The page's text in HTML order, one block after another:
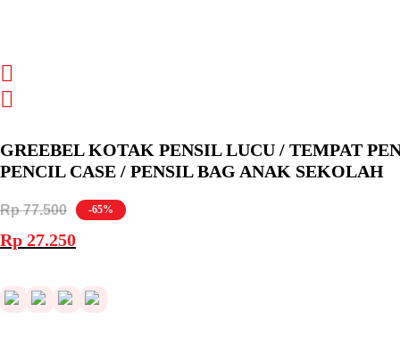
GREEBEL KOTAK PENSIL LUCU / TEMPAT
PENCIL CASE / PENSIL BAG ANAK SEKOLAH
-65%
Rp77.500
Harga
aslinya
Rp 27.250Harga
saat
Rp 27.250.